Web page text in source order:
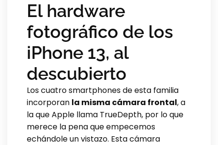
El hardware
fotográfico de los
iPhone 13, al
descubierto
Los cuatro smartphones de esta familia
incorporan la misma cámara frontal, a
la que Apple llama TrueDepth, por lo que
merece la pena que empecemos
echándole un vistazo. Esta cámara